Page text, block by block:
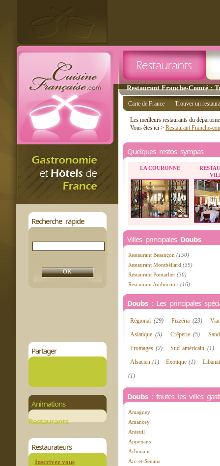
Restaurant Franche-Comté :
Recherche rapide
Partager
Animations
Restaurants
Restaurateurs
Inscrivez vous
Carte de France Trouver un
Les meilleurs restaurants du
Vous êtes ici > Restaurant Franche-
Quelques restos sympas
LA COURONNE
Villes principales Doubs
Restaurant Besançon (150)
Restaurant Montbéliard (39)
Restaurant Pontarlier (30)
Restaurant Audincourt (16)
Doubs: Les principales
Régional (29) Pizzéria (23)
Asiatique(5) Crêperie(5)
Fromages(2) Sud américain (1)
Alsacien (1) Exotique(1)
(1)
Doubs: toutes les villes
Amagney
Amancey
Anteuil
Appenans
Arbouans
Arc-et-Senans